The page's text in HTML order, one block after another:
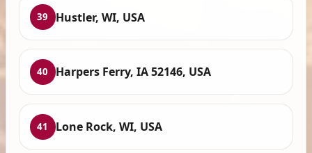
39 Hustler, WI, USA
40 Harpers Ferry, IA 52146, USA
41 Lone Rock, WI, USA